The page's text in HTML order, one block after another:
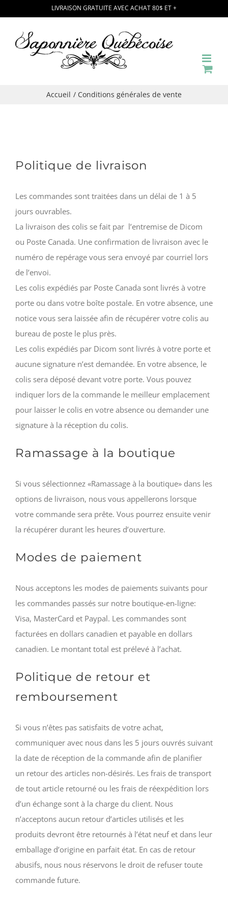
contenu
LIVRAISON GRATUITE AVEC ACHAT 80$ ET +
Accueil Conditions générales de vente
Politique de livraison
Les commandes sont traitées dans un délai de 1 à 5
jours ouvrables.
La livraison des colis se fait par l’entremise de Dicom
ou Poste Canada. Une confirmation de livraison avec le
numéro de repérage vous sera envoyé par courriel lors
de l’envoi.
Les colis expédiés par Poste Canada sont livrés à votre
porte ou dans votre boîte postale. En votre absence, une
notice vous sera laissée afin de récupérer votre colis au
bureau de poste le plus près.
Les colis expédiés par Dicom sont livrés à votre porte et
aucune signature n’est demandée. En votre absence, le
colis sera déposé devant votre porte. Vous pouvez
indiquer lors de la commande le meilleur emplacement
pour laisser le colis en votre absence ou demander une
signature à la réception du colis.
Ramassage à la boutique
Si vous sélectionnez «Ramassage à la boutique» dans les
options de livraison, nous vous appellerons lorsque
votre commande sera prête. Vous pourrez ensuite venir
la récupérer durant les heures d’ouverture.
Modes de paiement
Nous acceptons les modes de paiements suivants pour
les commandes passés sur notre boutique-en-ligne:
Visa, MasterCard et Paypal. Les commandes sont
facturées en dollars canadien et payable en dollars
canadien. Le montant total est prélevé à l’achat.
Politique de retour et
remboursement
Si vous n’êtes pas satisfaits de votre achat,
communiquer avec nous dans les 5 jours ouvrés suivant
la date de réception de la commande afin de planifier
un retour des articles non-désirés. Les frais de transport
de tout article retourné ou les frais de réexpédition lors
d’un échange sont à la charge du client. Nous
n’acceptons aucun retour d’articles utilisés et les
produits devront être retournés à l’état neuf et dans leur
emballage d’origine en parfait état. En cas de retour
abusifs, nous nous réservons le droit de refuser toute
commande future.